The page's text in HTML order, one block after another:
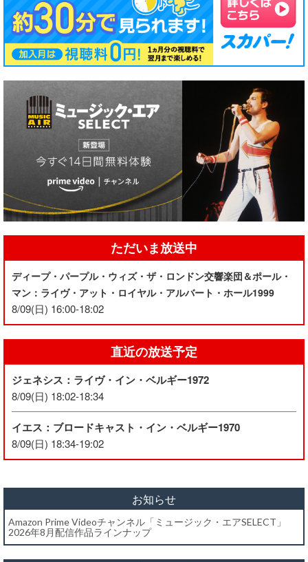
ただいま放送中
ディープ・パープル・ウィズ・ザ・ロンドン交響楽団＆ポール・
マン：ライヴ・アット・ロイヤル・アルバート・ホール1999
8/09(日) 16:00-18:02
直近の放送予定
ジェネシス：ライヴ・イン・ベルギー1972
8/09(日) 18:02-18:34
イエス：ブロードキャスト・イン・ベルギー1970
8/09(日) 18:34-19:02
お知らせ
Amazon Prime Videoチャンネル「ミュージック・エアSELECT」
2026年8月配信作品ラインナップ